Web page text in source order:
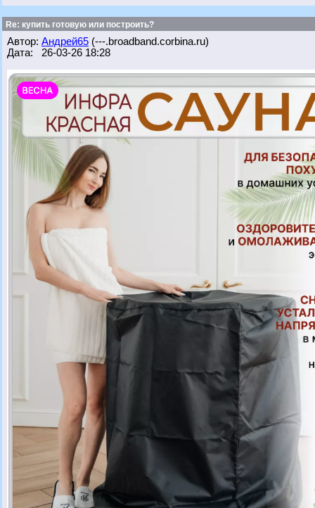
Re: купить готовую или построить?
Автор: Андрей65 (---.broadband.corbina.ru)
Дата: 26-03-26 18:28